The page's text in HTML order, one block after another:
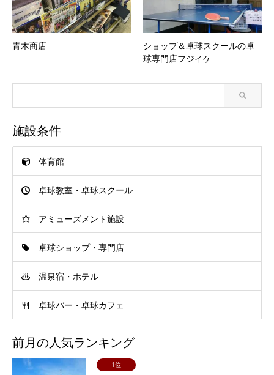
青木商店
ショップ＆卓球スクールの卓
球専門店フジイケ
施設条件
体育館
卓球教室・卓球スクール
アミューズメント施設
卓球ショップ・専門店
温泉宿・ホテル
卓球バー・卓球カフェ
前月の人気ランキング
1位